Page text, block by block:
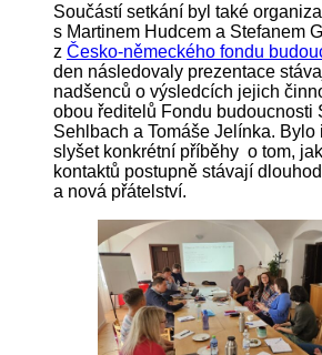
Součástí setkání byl také
s Martinem Hudcem a Stefanem
z Česko-německého fondu
den následovaly prezentace
nadšenců o výsledcích jejich
obou ředitelů Fondu budoucnosti
Sehlbach a Tomáše Jelínka. Bylo
slyšet konkrétní příběhy o tom,
kontaktů postupně stávají
a nová přátelství.